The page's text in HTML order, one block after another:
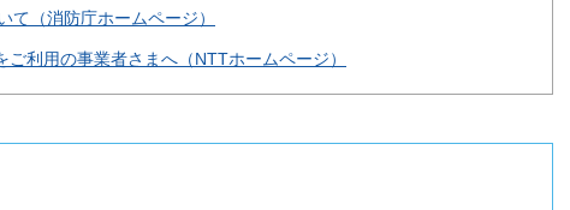
（消防庁ホームページ）
利用の事業者さまへ（NTTホームページ）